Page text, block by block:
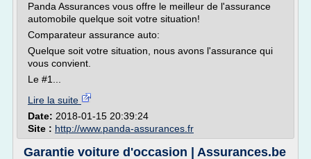
Panda Assurances vous offre le meilleur de l'assurance
automobile quelque soit votre situation!
Comparateur assurance auto:
Quelque soit votre situation, nous avons l'assurance qui
vous convient.
Le #1...
Lire la suite
Date: 2018-01-15 20:39:24
Site : http://www.panda-assurances.fr
Garantie voiture d'occasion | Assurances.be